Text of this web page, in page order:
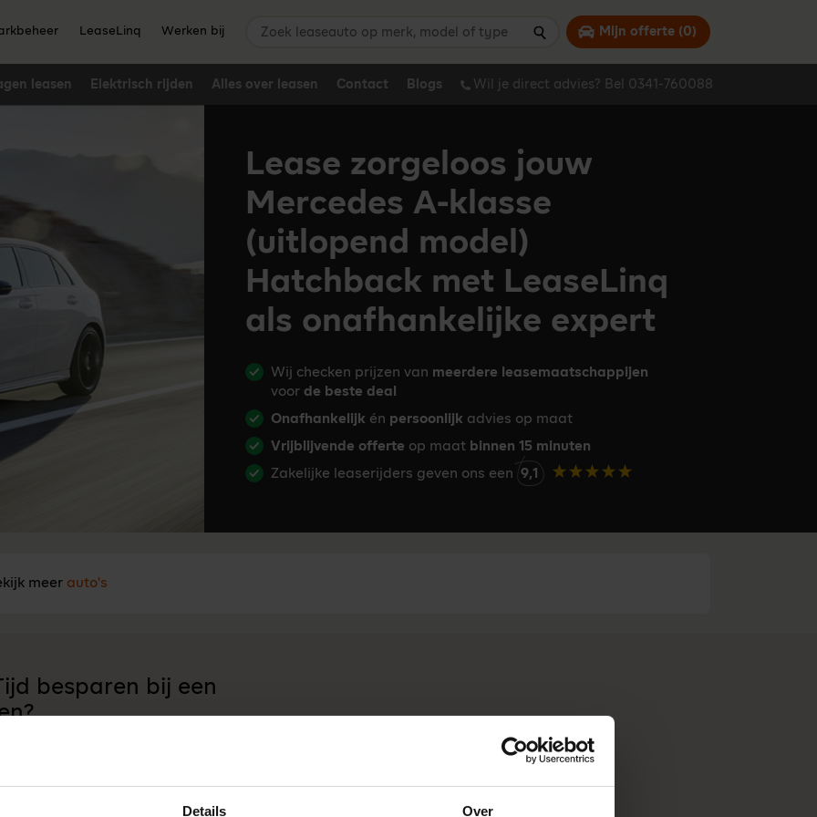
Details Over
LeaseLinq Werken bij
leasen Elektrisch rijden Alles over leasen Contact Blogs Wil je direct advies? Bel 0341-760088
Zoek leaseauto op merk, model of type
Zoeken
Mijn offerte (0)
Lease zorgeloos jouw
Mercedes A-klasse
(uitlopend model)
Hatchback met LeaseLinq
als onafhankelijke expert
Wij checken prijzen van meerdere leasemaatschappijen
voor de beste deal
Onafhankelijk én persoonlijk advies op maat
Vrijblijvende offerte op maat binnen 15 minuten
Zakelijke leaserijders geven ons een 9,1
meer auto's
besparen bij een
onze onafhankelijke lease-experts. Ma t/m